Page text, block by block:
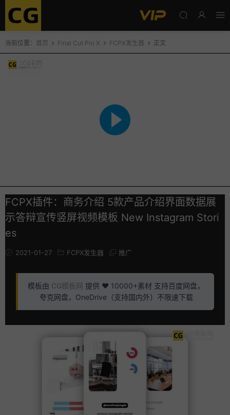
当前位置： 首页 Final Cut Pro X FCPX发生器 正文
FCPX插件：商务介绍 5款产品介绍界面数据展
示答辩宣传竖屏视频模板 New Instagram Stori
es
2021-01-27 FCPX发生器 推广
模板由 CG模板网 提供 ❤️ 10000+素材 支持百度网盘，
夸克网盘，OneDrive（支持国内外）不限速下载